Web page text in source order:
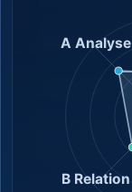
A Analyse
B Relation